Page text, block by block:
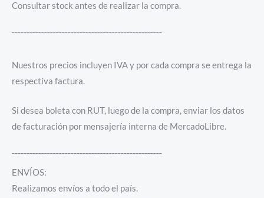
Consultar stock antes de realizar la compra.
¯¯¯¯¯¯¯¯¯¯¯¯¯¯¯¯¯¯¯¯¯¯¯¯¯¯¯¯¯¯¯¯¯¯¯¯¯¯¯¯¯¯¯¯¯¯¯¯¯¯¯
Nuestros precios incluyen IVA y por cada compra se entrega la
respectiva factura.
Si desea boleta con RUT, luego de la compra, enviar los datos
de facturación por mensajería interna de MercadoLibre.
¯¯¯¯¯¯¯¯¯¯¯¯¯¯¯¯¯¯¯¯¯¯¯¯¯¯¯¯¯¯¯¯¯¯¯¯¯¯¯¯¯¯¯¯¯¯¯¯¯¯¯
ENVÍOS:
Realizamos envíos a todo el país.